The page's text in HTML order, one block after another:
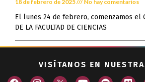
18 de febrero de 2025 No hay comentarios
El lunes 24 de febrero, comenzamos el
DE LA FACULTAD DE CIENCIAS
VISÍTANOS EN